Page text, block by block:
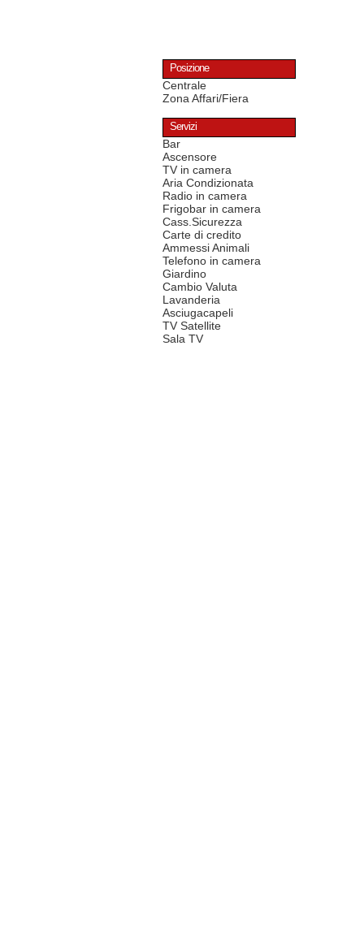
Posizione
Centrale
Zona Affari/Fiera
Servizi
Bar
Ascensore
TV in camera
Aria Condizionata
Radio in camera
Frigobar in camera
Cass.Sicurezza
Carte di credito
Ammessi Animali
Telefono in camera
Giardino
Cambio Valuta
Lavanderia
Asciugacapeli
TV Satellite
Sala TV